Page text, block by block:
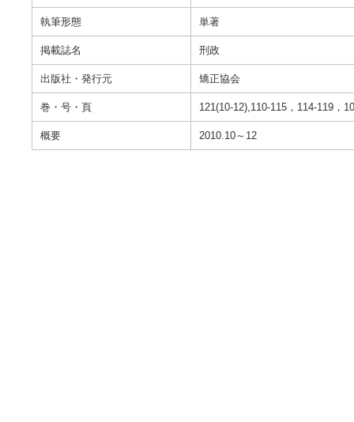
執筆形態 単著
掲載誌名 刑政
出版社・発行元 矯正協会
巻・号・頁 121(10-12),110-115，114-119，
概要 2010.10～12